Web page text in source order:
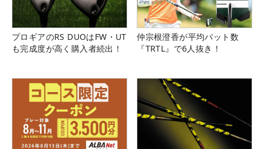
プロギアのRS DUOはFW・UT
も完成度が高く購入者続出！
仲宗根澄香が平均パット数
『TRTL』で6人抜き！